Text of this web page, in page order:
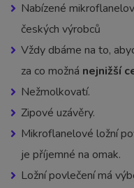
Nabízené
českých výrobců
Vždy dbáme na to,
za co možná nejnižší
Nežmolkovatí.
Zipové uzávěry.
Mikroflanelové ložní
je příjemné na omak.
Ložní povlečení má